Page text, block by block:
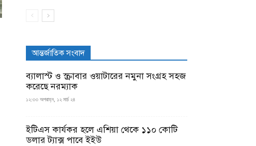
আন্তর্জাতিক সংবাদ
ব্যালাস্ট ও স্ক্রাবার ওয়াটারের নমুনা সংগ্রহ সহজ
করেছে নরম্যাক
১২:৩৩ অপরাহ্ন, ১২ মার্চ ২৪
ইটিএস কার্যকর হলে এশিয়া থেকে ১১০ কোটি
ডলার ট্যাক্স পাবে ইইউ